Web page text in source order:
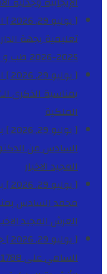
[ يوليو 29, 2026 ]
تعليمية بجهة
2025-2026
طب و
[ يوليو 29, 2026 ]
بمناسبة الذكرى الـ27 لعيد العرش المجيد
الملكية
[ يوليو 29, 2026 ]
السادس من
المجيدالاخبار
[ يوليو 29, 2026 ]
محمد السادس
العرش المجيد
[ يوليو 29, 2026 ]
السامي على 1788 شخصا بمناسبة عيد العرش المجيد